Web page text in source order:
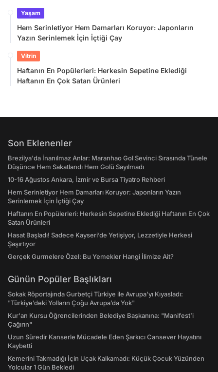
Yaşam
Hem Serinletiyor Hem Damarları Koruyor: Japonların
Yazın Serinlemek İçin İçtiği Çay
Vitrin
Haftanın En Popülerleri: Herkesin Sepetine Eklediği
Haftanın En Çok Satan Ürünleri
Son Eklenenler
Brezilya'da İnanılmaz Anlar: Maranhao Gol Sevinci Sırasında Tünele
Düşünce Hem Sakatlandı Hem Golü Sayılmadı
10-16 Ağustos Ankara, İzmir ve Bursa Tiyatro Rehberi
Hem Serinletiyor Hem Damarları Koruyor: Japonların Yazın
Serinlemek İçin İçtiği Çay
Haftanın En Popülerleri: Herkesin Sepetine Eklediği Haftanın En Çok
Satan Ürünleri
Hasat Başladı! Sadece Kayseri’de Yetişiyor, Lezzetiyle Herkesi
Şaşırtıyor
Gerçek Gurmelere Özel: Bu Yemekler Hangi İlimize Ait?
Günün Popüler Başlıkları
Sokak Röportajında Gurbetçi Türkiye ile Avrupa'yı Kıyasladı:
"Türkiye’deki Yolların Çoğu Avrupa’da Yok"
Kur'an Kursu Öğrencilerinden Belediye Başkanına: "Manifest’i
Çağırın"
Uzun Süredir Kanserle Mücadele Eden Şarkıcı Cansever Hayatını
Kaybetti
Kemerini Takmadığı İçin Uçak Kalkamadı: Küçük Çocuk Yüzünden
Yolcular 1 Gün Bekledi